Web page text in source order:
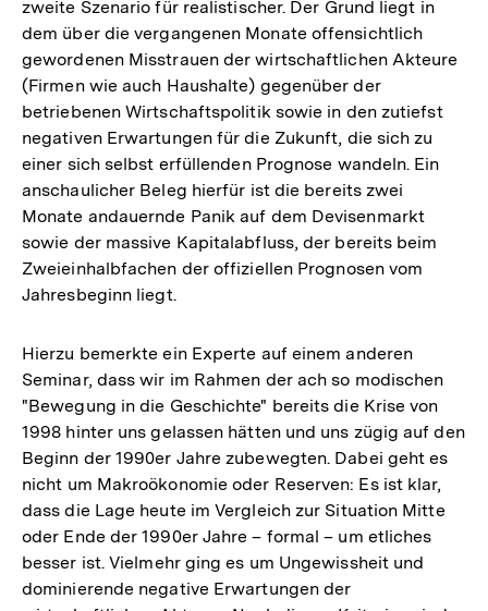
zweite Szenario für realistischer. Der Grund liegt in
dem über die vergangenen Monate offensichtlich
gewordenen Misstrauen der wirtschaftlichen Akteure
(Firmen wie auch Haushalte) gegenüber der
betriebenen Wirtschaftspolitik sowie in den zutiefst
negativen Erwartungen für die Zukunft, die sich zu
einer sich selbst erfüllenden Prognose wandeln. Ein
anschaulicher Beleg hierfür ist die bereits zwei
Monate andauernde Panik auf dem Devisenmarkt
sowie der massive Kapitalabfluss, der bereits beim
Zweieinhalbfachen der offiziellen Prognosen vom
Jahresbeginn liegt.
Hierzu bemerkte ein Experte auf einem anderen
Seminar, dass wir im Rahmen der ach so modischen
"Bewegung in die Geschichte" bereits die Krise von
1998 hinter uns gelassen hätten und uns zügig auf den
Beginn der 1990er Jahre zubewegten. Dabei geht es
nicht um Makroökonomie oder Reserven: Es ist klar,
dass die Lage heute im Vergleich zur Situation Mitte
oder Ende der 1990er Jahre – formal – um etliches
besser ist. Vielmehr ging es um Ungewissheit und
dominierende negative Erwartungen der